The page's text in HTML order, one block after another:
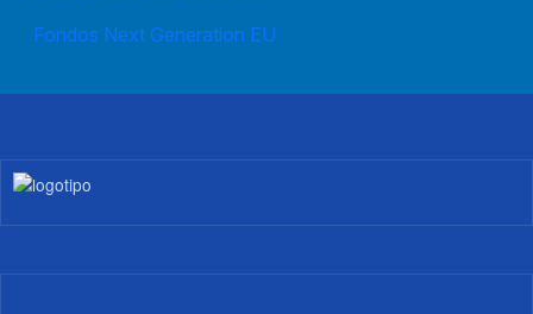
Fondos Next Generation EU
Imagen